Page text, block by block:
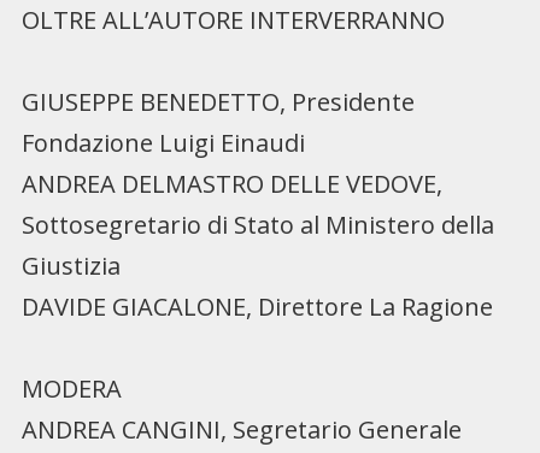
OLTRE ALL’AUTORE INTERVERRANNO
GIUSEPPE BENEDETTO, Presidente
Fondazione Luigi Einaudi
ANDREA DELMASTRO DELLE VEDOVE,
Sottosegretario di Stato al Ministero della
Giustizia
DAVIDE GIACALONE, Direttore La Ragione
MODERA
ANDREA CANGINI, Segretario Generale